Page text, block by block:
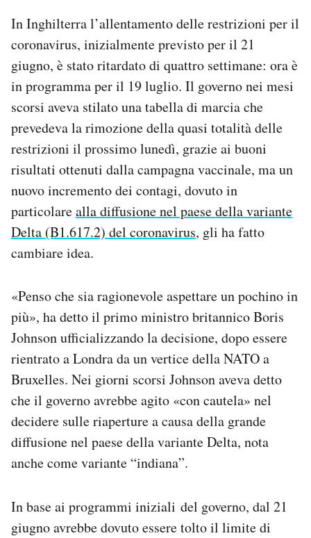
AREA PERSONALE
Area Personale
Newsletter
Notifiche mobile
Regala il Post
Hai bisogno di aiuto?
In Inghilterra l’allentamento delle restrizioni per il
coronavirus, inizialmente previsto per il 21
giugno, è stato ritardato di quattro settimane: ora è
in programma per il 19 luglio. Il governo nei mesi
scorsi aveva stilato una tabella di marcia che
prevedeva la rimozione della quasi totalità delle
restrizioni il prossimo lunedì, grazie ai buoni
risultati ottenuti dalla campagna vaccinale, ma un
nuovo incremento dei contagi, dovuto in
particolarealla diffusione nel paese della variante
Delta (B1.617.2) del coronavirus, gli ha fatto
cambiare idea.
«Penso che sia ragionevole aspettare un pochino in
più», ha detto il primo ministro britannico Boris
Johnson ufficializzando la decisione, dopo essere
rientrato a Londra da un vertice della NATO a
Bruxelles. Nei giorni scorsi Johnson aveva detto
che il governo avrebbe agito «con cautela» nel
decidere sulle riaperture a causa della grande
diffusione nel paese della variante Delta, nota
anche come variante “indiana”.
In base ai programmi iniziali del governo, dal 21
giugno avrebbe dovuto essere tolto il limite di